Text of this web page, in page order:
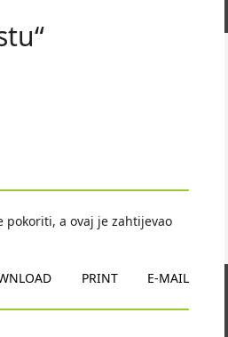
pokoriti, a ovaj je zahtijevao
PRINT E-MAIL